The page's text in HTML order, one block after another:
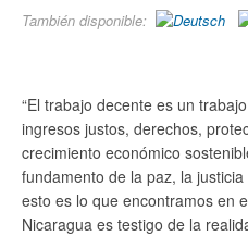
También disponible:
“El trabajo decente es un
ingresos justos, derechos,
crecimiento económico
fundamento de la paz, la
esto es lo que encontramos en
Nicaragua es testigo de la